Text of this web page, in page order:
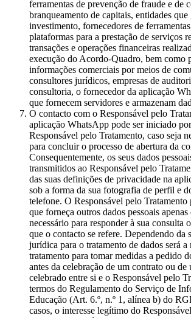
ferramentas de prevenção de fraude e de
branqueamento de capitais, entidades
investimento, fornecedores de
plataformas para a prestação de serviços
transações e operações financeiras
execução do Acordo-Quadro, bem como
informações comerciais por meios de
consultores jurídicos, empresas de
consultoria, o fornecedor da aplicação
que fornecem servidores e armazenam
O contacto com o Responsável pelo
aplicação WhatsApp pode ser iniciado
Responsável pelo Tratamento, caso seja
para concluir o processo de abertura da
Consequentemente, os seus dados
transmitidos ao Responsável pelo
das suas definições de privacidade na
sob a forma da sua fotografia de perfil e
telefone. O Responsável pelo
que forneça outros dados pessoais
necessário para responder à sua consulta
que o contacto se refere. Dependendo da
jurídica para o tratamento de dados será a
tratamento para tomar medidas a pedido
antes da celebração de um contrato ou
celebrado entre si e o Responsável pelo
termos do Regulamento do Serviço de
Educação (Art. 6.º, n.º 1, alínea b) do
casos, o interesse legítimo do